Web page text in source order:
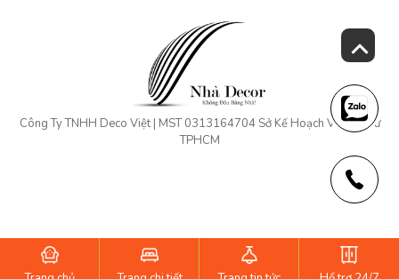
Công Ty TNHH Deco Việt | MST 0313164704 Sở Kế Hoạch Và Đầu Tư
TPHCM